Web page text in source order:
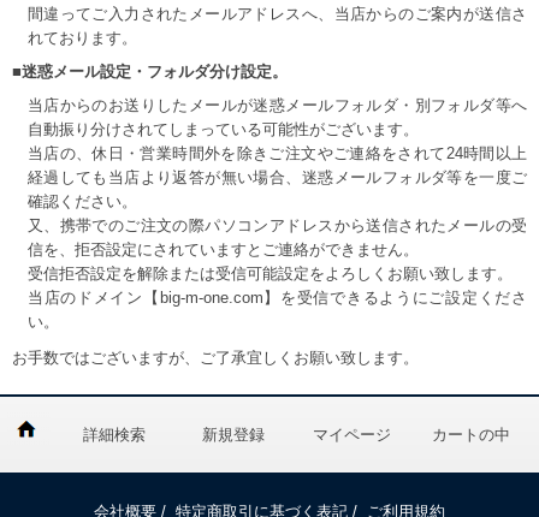
間違ってご入力されたメールアドレスへ、当店からのご案内が送信さ
れております。
■迷惑メール設定・フォルダ分け設定。
当店からのお送りしたメールが迷惑メールフォルダ・別フォルダ等へ
自動振り分けされてしまっている可能性がございます。
当店の、休日・営業時間外を除きご注文やご連絡をされて24時間以上
経過しても当店より返答が無い場合、迷惑メールフォルダ等を一度ご
確認ください。
又、携帯でのご注文の際パソコンアドレスから送信されたメールの受
信を、拒否設定にされていますとご連絡ができません。
受信拒否設定を解除または受信可能設定をよろしくお願い致します。
当店のドメイン【big-m-one.com】を受信できるようにご設定くださ
い。
お手数ではございますが、ご了承宜しくお願い致します。
詳細検索 新規登録 マイページ カートの中
会社概要 / 特定商取引に基づく表記 / ご利用規約